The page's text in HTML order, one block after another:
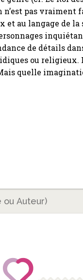
n’est pas vraiment
et au langage de
de détails
ou religieux.
quelle